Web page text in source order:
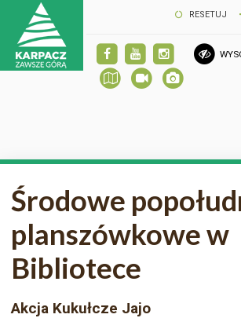
RESETUJ
Środowe
planszówkowe w
Bibliotece
Akcja Kukułcze Jajo